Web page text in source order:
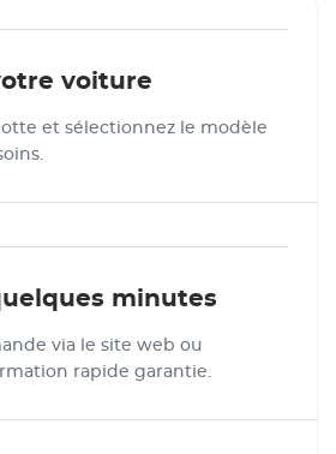
voiture
et sélectionnez le modèle
minutes
via le site web ou
rapide garantie.